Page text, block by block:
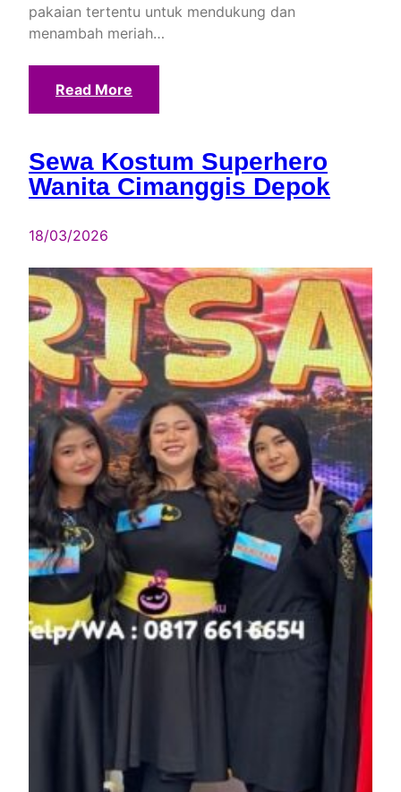
pakaian tertentu untuk mendukung dan
menambah meriah…
Read More
Sewa Kostum Superhero
Wanita Cimanggis Depok
18/03/2026